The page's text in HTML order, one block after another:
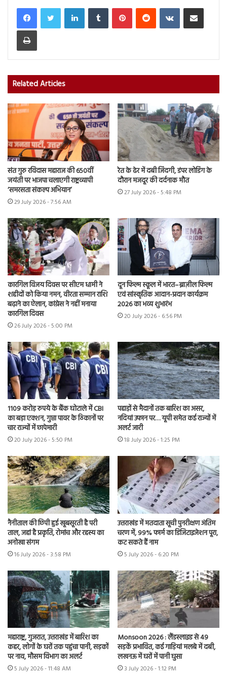
LinkedInTumblr PinterestReddit VKontakteShare via Email
Print
Related Articles
संत गुरु रविदास महाराज की 650वीं
जयंती पर भाजपा चलाएगी राष्ट्रव्यापी
‘समरसता संकल्प अभियान’
29 July 2026 - 7:56 AM
रेत के ढेर में दबी जिंदगी, डंपर लोडिंग के
दौरान मजदूर की दर्दनाक मौत
27 July 2026 - 5:48 PM
कारगिल विजय दिवस पर सीएम धामी ने
शहीदों को किया नमन, वीरता सम्मान राशि
बढ़ाने का ऐलान, कांग्रेस ने नहीं मनाया
कारगिल दिवस
26 July 2026 - 5:00 PM
दून फिल्म स्कूल में भारत–ब्राज़ील फिल्म
एवं सांस्कृतिक आदान-प्रदान कार्यक्रम
2026 का भव्य शुभारंभ
20 July 2026 - 6:56 PM
1109 करोड़ रुपये के बैंक घोटाले में CBI
का बड़ा एक्शन, गुप्ता पावर के ठिकानों पर
चार राज्यों में छापेमारी
20 July 2026 - 5:50 PM
पहाड़ों से मैदानों तक बारिश का असर,
नदियां उफान पर… यूपी समेत कई राज्यों में
अलर्ट जारी
18 July 2026 - 1:25 PM
नैनीताल की छिपी हुई खूबसूरती है परी
ताल, जहां है प्रकृति, रोमांच और रहस्य का
अनोखा संगम
16 July 2026 - 3:58 PM
उत्तराखंड में मतदाता सूची पुनरीक्षण अंतिम
चरण में, 99% फार्म का डिजिटाइजेशन पूरा,
कट सकते हैं नाम
5 July 2026 - 6:20 PM
महाराष्ट्र, गुजरात, उत्तराखंड में बारिश का
कहर, लोगों के घरों तक पहुंचा पानी, सड़कों
पर नाव, मौसम विभाग का अलर्ट
5 July 2026 - 11:48 AM
Monsoon 2026 : लैंडस्लाइड से 49
सड़कें प्रभावित, कई गाड़ियां मलबे में दबी,
लखनऊ में घरों में पानी घुसा
3 July 2026 - 1:12 PM